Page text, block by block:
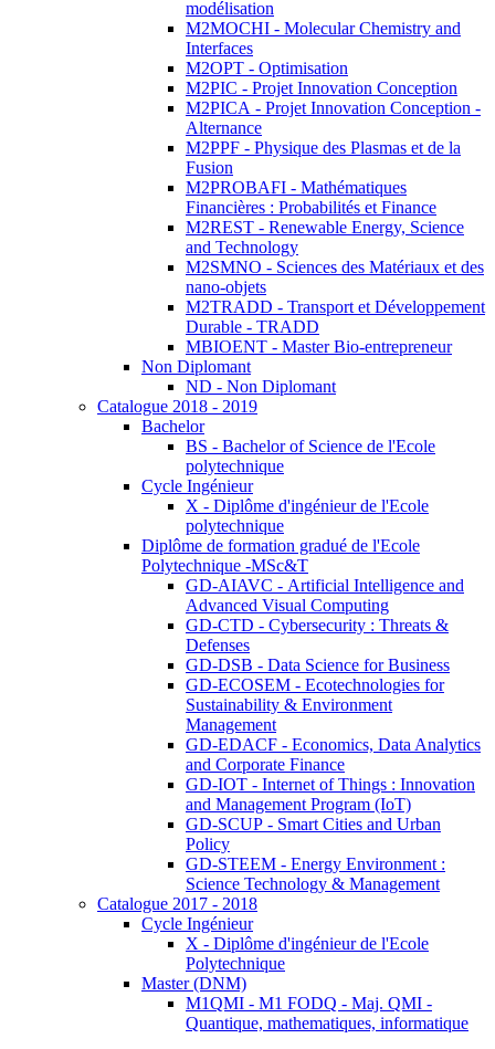
modélisation
M2MOCHI - Molecular Chemistry and
Interfaces
M2OPT - Optimisation
M2PIC - Projet Innovation Conception
M2PICA - Projet Innovation Conception -
Alternance
M2PPF - Physique des Plasmas et de la
Fusion
M2PROBAFI - Mathématiques
Financières : Probabilités et Finance
M2REST - Renewable Energy, Science
and Technology
M2SMNO - Sciences des Matériaux et des
nano-objets
M2TRADD - Transport et Développement
Durable - TRADD
MBIOENT - Master Bio-entrepreneur
Non Diplomant
ND - Non Diplomant
Catalogue 2018 - 2019
Bachelor
BS - Bachelor of Science de l'Ecole
polytechnique
Cycle Ingénieur
X - Diplôme d'ingénieur de l'Ecole
polytechnique
Diplôme de formation gradué de l'Ecole
Polytechnique -MSc&T
GD-AIAVC - Artificial Intelligence and
Advanced Visual Computing
GD-CTD - Cybersecurity : Threats &
Defenses
GD-DSB - Data Science for Business
GD-ECOSEM - Ecotechnologies for
Sustainability & Environment
Management
GD-EDACF - Economics, Data Analytics
and Corporate Finance
GD-IOT - Internet of Things : Innovation
and Management Program (IoT)
GD-SCUP - Smart Cities and Urban
Policy
GD-STEEM - Energy Environment :
Science Technology & Management
Catalogue 2017 - 2018
Cycle Ingénieur
X - Diplôme d'ingénieur de l'Ecole
Polytechnique
Master (DNM)
M1QMI - M1 FODQ - Maj. QMI -
Quantique, mathematiques, informatique